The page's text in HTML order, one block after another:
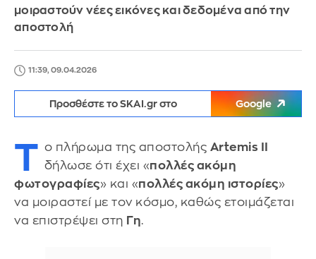
μοιραστούν νέες εικόνες και δεδομένα από την
αποστολή
11:39, 09.04.2026
Προσθέστε το SKAI.gr στο Google
Τ ο πλήρωμα της αποστολής Artemis II
δήλωσε ότι έχει «πολλές ακόμη
φωτογραφίες» και «πολλές ακόμη ιστορίες»
να μοιραστεί με τον κόσμο, καθώς ετοιμάζεται
να επιστρέψει στη Γη.